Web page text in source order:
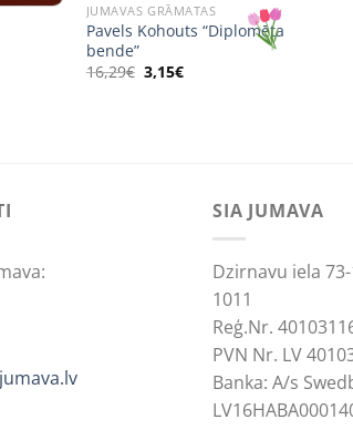
JUMAVAS GRĀMATAS
Pavels Kohouts “Diplomēta
bende”
16,29€ Original
price
3,15€Current
SIA JUMAVA
Dzirnavu iela 73-
1011
Reģ.Nr.
PVN Nr. LV
Banka: A/s